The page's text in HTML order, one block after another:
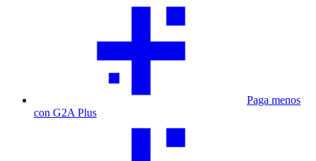
Paga menos
con G2A Plus